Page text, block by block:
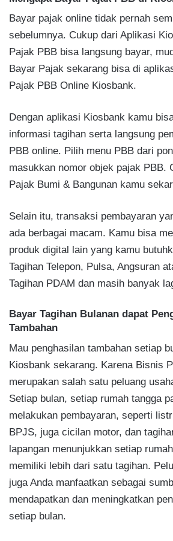
Bayar pajak online tidak pernah
sebelumnya. Cukup dari Aplikasi
Pajak PBB bisa langsung bayar,
Bayar Pajak sekarang bisa di
Pajak PBB Online Kiosbank.
Dengan aplikasi Kiosbank kamu
informasi tagihan serta langsung
PBB online. Pilih menu PBB dari
masukkan nomor objek pajak PBB.
Pajak Bumi & Bangunan kamu
Selain itu, transaksi pembayaran
ada berbagai macam. Kamu bisa
produk digital lain yang kamu
Tagihan Telepon, Pulsa, Angsuran
Tagihan PDAM dan masih banyak
Bayar Tagihan Bulanan dapat
Tambahan
Mau penghasilan tambahan setiap
Kiosbank sekarang. Karena Bisnis
merupakan salah satu peluang
Setiap bulan, setiap rumah tangga
melakukan pembayaran, seperti
BPJS, juga cicilan motor, dan
lapangan menunjukkan setiap
memiliki lebih dari satu tagihan.
juga Anda manfaatkan sebagai
mendapatkan dan meningkatkan
setiap bulan.